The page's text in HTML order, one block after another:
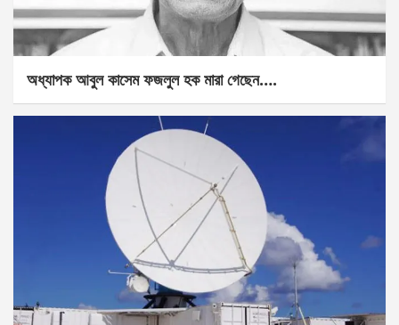
অধ্যাপক আবুল কাসেম ফজলুল হক মারা গেছেন….